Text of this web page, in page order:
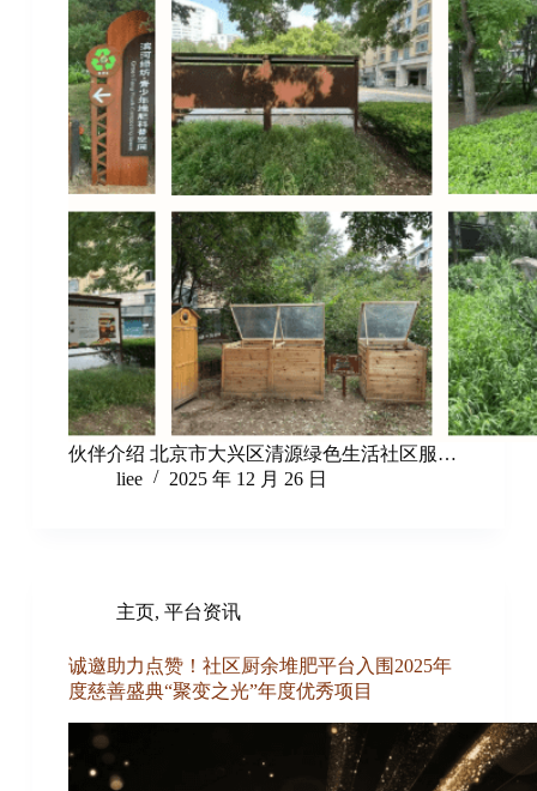
伙伴介绍 北京市大兴区清源绿色生活社区服…
liee
2025 年 12 月 26 日
主页, 平台资讯
诚邀助力点赞！社区厨余堆肥平台入围2025年
度慈善盛典“聚变之光”年度优秀项目